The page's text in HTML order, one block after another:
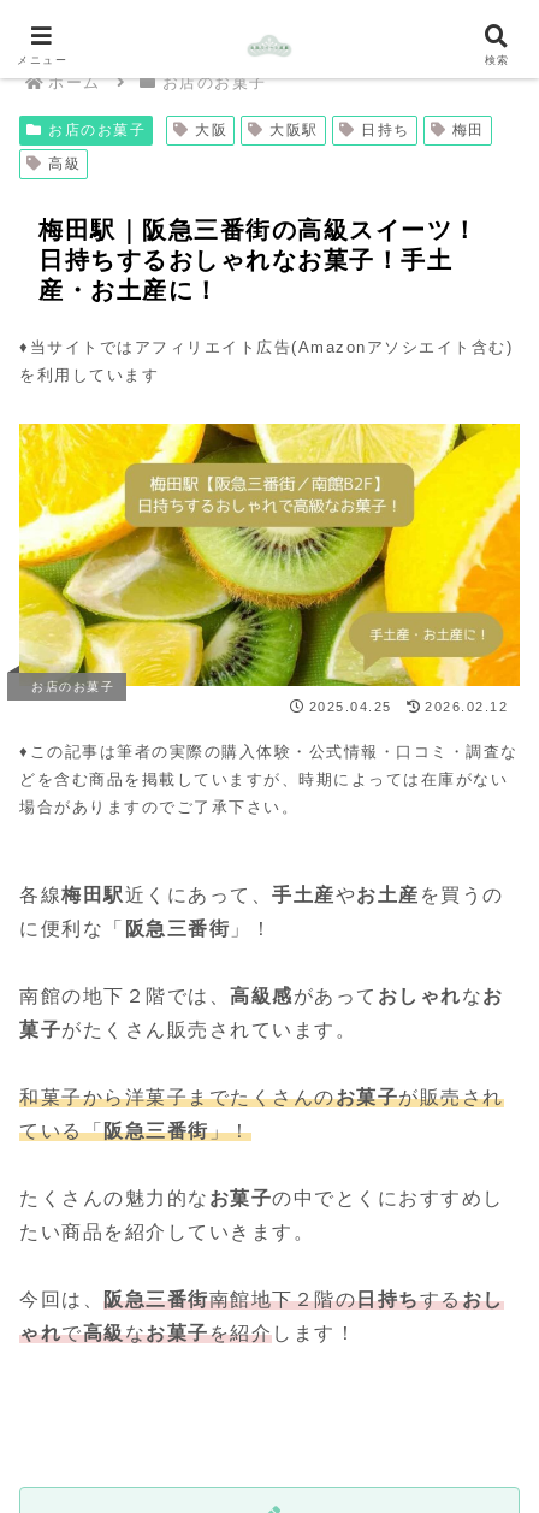
ホーム お店のお菓子
お店のお菓子 大阪 大阪駅 日持ち
梅田
高級
梅田駅｜阪急三番街の高級スイーツ！
日持ちするおしゃれなお菓子！手土
産・お土産に！
♦︎当サイトではアフィリエイト広告(Amazonアソシエイト含む)
を利用しています
お店のお菓子
2025.04.25 2026.02.12
♦︎この記事は筆者の実際の購入体験・公式情報・口コミ・調査な
どを含む商品を掲載していますが、時期によっては在庫がない
場合がありますのでご了承下さい。
各線梅田駅近くにあって、 手土産やお土産 を買うの
に便利な「 阪急三番街 」！
南館の地下２階では、 高級感があって おしゃれなお
菓子がたくさん販売されています。
和菓子から洋菓子までたくさんのお菓子が販売され
ている「阪急三番街」！
たくさんの魅力的な お菓子の中でとくにおすすめし
たい商品を紹介していきます。
今回は、 阪急三番街南館地下２階の日持ちするおし
ゃれで高級なお菓子を紹介します！
メニュー 検索